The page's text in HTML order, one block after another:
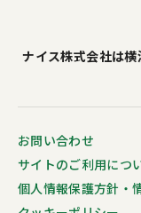
ナイス株式会社は
お問い合わせ
サイトのご利用につ
個人情報保護方針・